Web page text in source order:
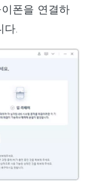
폰을 연결하
.